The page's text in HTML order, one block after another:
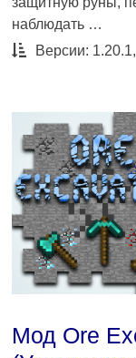
наблюдать …
Версии:
Мод Ore